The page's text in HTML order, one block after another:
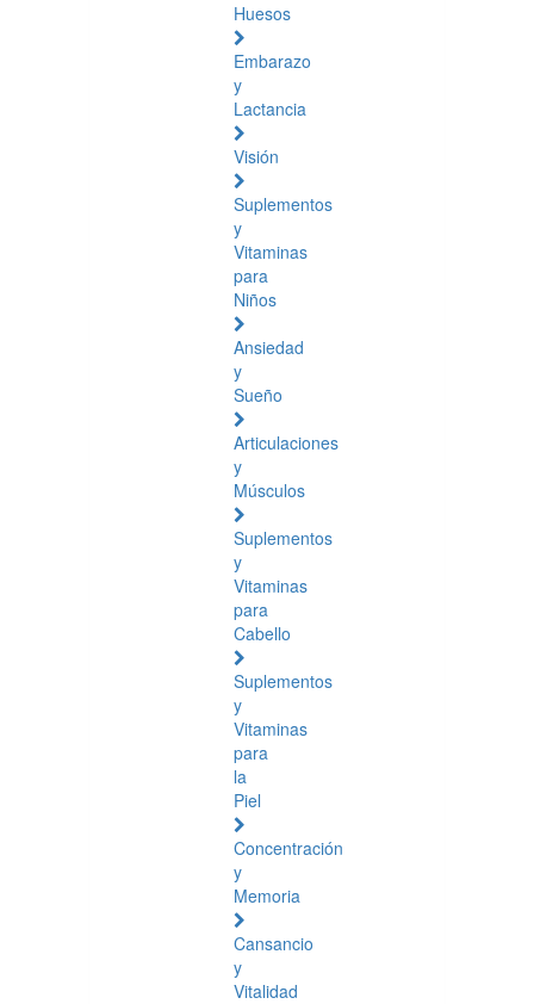
Huesos
Embarazo
y
Lactancia
Visión
Suplementos
y
Vitaminas
para
Niños
Ansiedad
y
Sueño
Articulaciones
y
Músculos
Suplementos
y
Vitaminas
para
Cabello
Suplementos
y
Vitaminas
para
la
Piel
Concentración
y
Memoria
Cansancio
y
Vitalidad